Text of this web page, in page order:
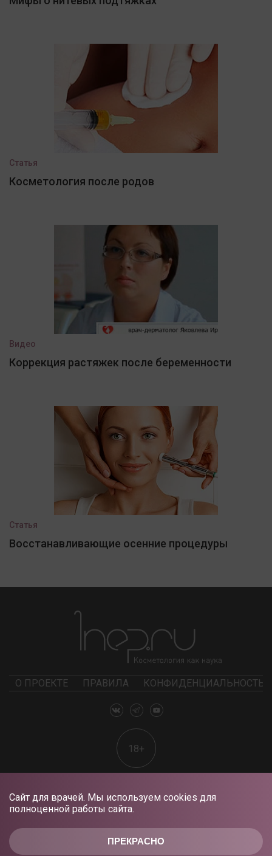
ПРЕКРАСНО
Сайт для врачей. Мы используем cookies для
полноценной работы сайта.
Статья
Косметология после родов
Видео
Коррекция растяжек после беременности
Статья
Восстанавливающие осенние процедуры
О ПРОЕКТЕ ПРАВИЛА КОНФИДЕНЦИАЛЬНОСТЬ
18+